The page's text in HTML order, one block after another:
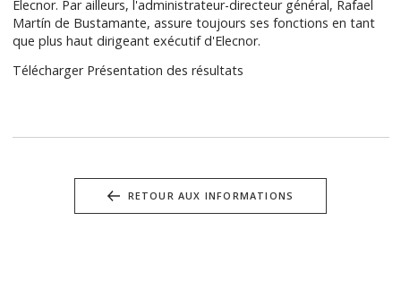
Elecnor. Par ailleurs, l'administrateur-directeur général, Rafael
Martín de Bustamante, assure toujours ses fonctions en tant
que plus haut dirigeant exécutif d'Elecnor.
Télécharger Présentation des résultats
RETOUR AUX INFORMATIONS